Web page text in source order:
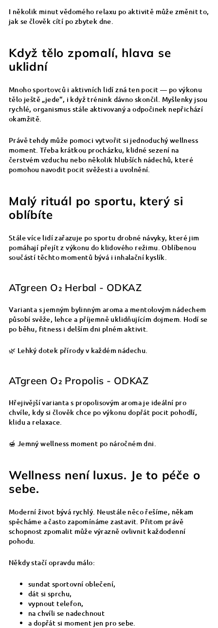
I několik minut vědomého relaxu po aktivitě může změnit to,
jak se člověk cítí po zbytek dne.
Když tělo zpomalí, hlava se
uklidní
Mnoho sportovců i aktivních lidí zná ten pocit — po výkonu
tělo ještě „jede“, i když trénink dávno skončil. Myšlenky jsou
rychlé, organismus stále aktivovaný a odpočinek nepřichází
okamžitě.
Právě tehdy může pomoci vytvořit si jednoduchý wellness
moment. Třeba krátkou procházku, klidné sezení na
čerstvém vzduchu nebo několik hlubších nádechů, které
pomohou navodit pocit svěžesti a uvolnění.
Malý rituál po sportu, který si
oblíbíte
Stále více lidí zařazuje po sportu drobné návyky, které jim
pomáhají přejít z výkonu do klidového režimu. Oblíbenou
součástí těchto momentů bývá i inhalační kyslík.
ATgreen O₂ Herbal - ODKAZ
Varianta s jemným bylinným aroma a mentolovým nádechem
působí svěže, lehce a příjemně uklidňujícím dojmem. Hodí se
po běhu, fitness i delším dni plném aktivit.
🌿 Lehký dotek přírody v každém nádechu.
ATgreen O₂ Propolis - ODKAZ
Hřejivější varianta s propolisovým aroma je ideální pro
chvíle, kdy si člověk chce po výkonu dopřát pocit pohodlí,
klidu a relaxace.
🍯 Jemný wellness moment po náročném dni.
Wellness není luxus. Je to péče o
sebe.
Moderní život bývá rychlý. Neustále něco řešíme, někam
spěcháme a často zapomínáme zastavit. Přitom právě
schopnost zpomalit může výrazně ovlivnit každodenní
pohodu.
Někdy stačí opravdu málo:
sundat sportovní oblečení,
dát si sprchu,
vypnout telefon,
na chvíli se nadechnout
a dopřát si moment jen pro sebe.